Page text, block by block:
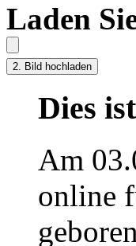
Laden
Dies
Am
online